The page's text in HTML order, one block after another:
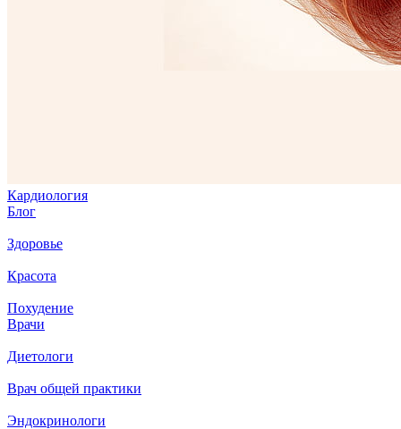
Кардиология
Блог
Здоровье
Красота
Похудение
Врачи
Диетологи
Врач общей практики
Эндокринологи